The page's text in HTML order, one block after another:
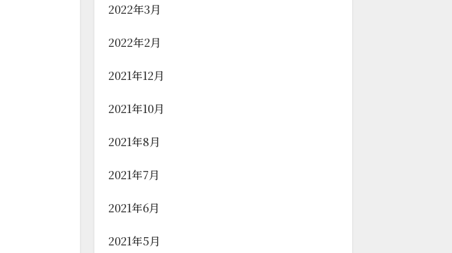
2022年3月
2022年2月
2021年12月
2021年10月
2021年8月
2021年7月
2021年6月
2021年5月